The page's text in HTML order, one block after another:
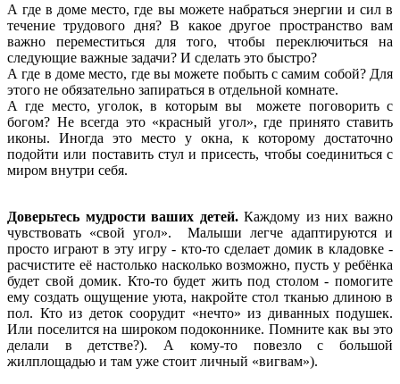
А где в доме место, где вы можете набраться энергии и сил в
течение трудового дня? В какое другое пространство вам
важно переместиться для того, чтобы переключиться на
следующие важные задачи? И сделать это быстро?
А где в доме место, где вы можете побыть с самим собой? Для
этого не обязательно запираться в отдельной комнате.
А где место, уголок, в которым вы можете поговорить с
богом? Не всегда это «красный угол», где принято ставить
иконы. Иногда это место у окна, к которому достаточно
подойти или поставить стул и присесть, чтобы соединиться с
миром внутри себя.
Доверьтесь мудрости ваших детей.Каждому из них важно
чувствовать «свой угол». Малыши легче адаптируются и
просто играют в эту игру - кто-то сделает домик в кладовке -
расчистите её настолько насколько возможно, пусть у ребёнка
будет свой домик. Кто-то будет жить под столом - помогите
ему создать ощущение уюта, накройте стол тканью длиною в
пол. Кто из деток соорудит «нечто» из диванных подушек.
Или поселится на широком подоконнике. Помните как вы это
делали в детстве?). А кому-то повезло с большой
жилплощадью и там уже стоит личный «вигвам»).